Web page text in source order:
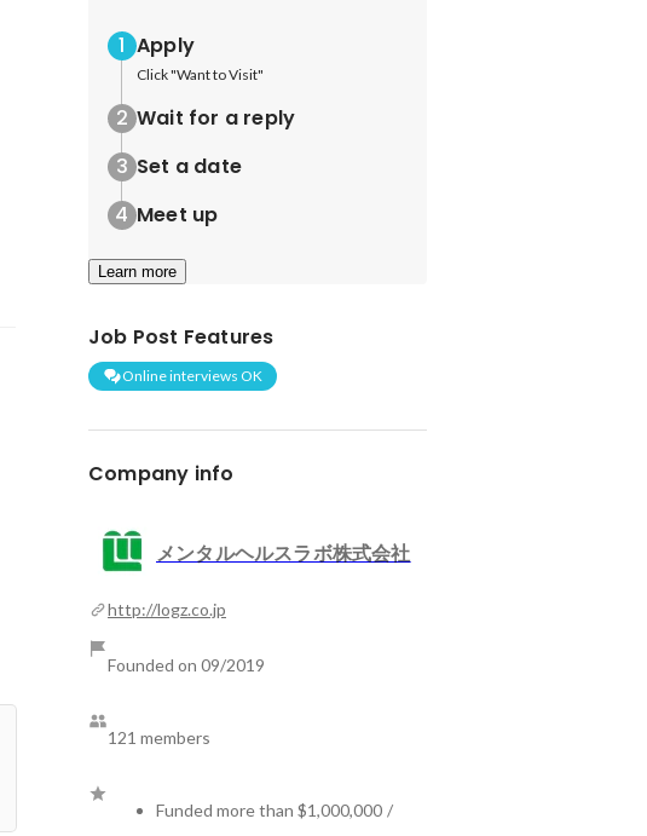
Apply
Click "Want to Visit"
Wait for a reply
Set a date
Meet up
Learn more
Job Post Features
Online interviews OK
Company info
メンタルヘルスラボ株式会社
http://logz.co.jp
Founded on 09/2019
121 members
Funded more than $1,000,000 /